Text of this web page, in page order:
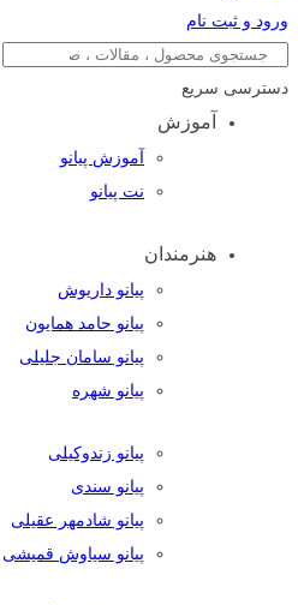
ورود و ثبت نام
دسترسی سریع
آموزش
آموزش پیانو
نت پیانو
هنرمندان
پیانو داریوش
پیانو حامد همایون
پیانو سامان جلیلی
پیانو شهره
پیانو زندوکیلی
پیانو سندی
پیانو شادمهر عقیلی
پیانو سیاوش قمیشی